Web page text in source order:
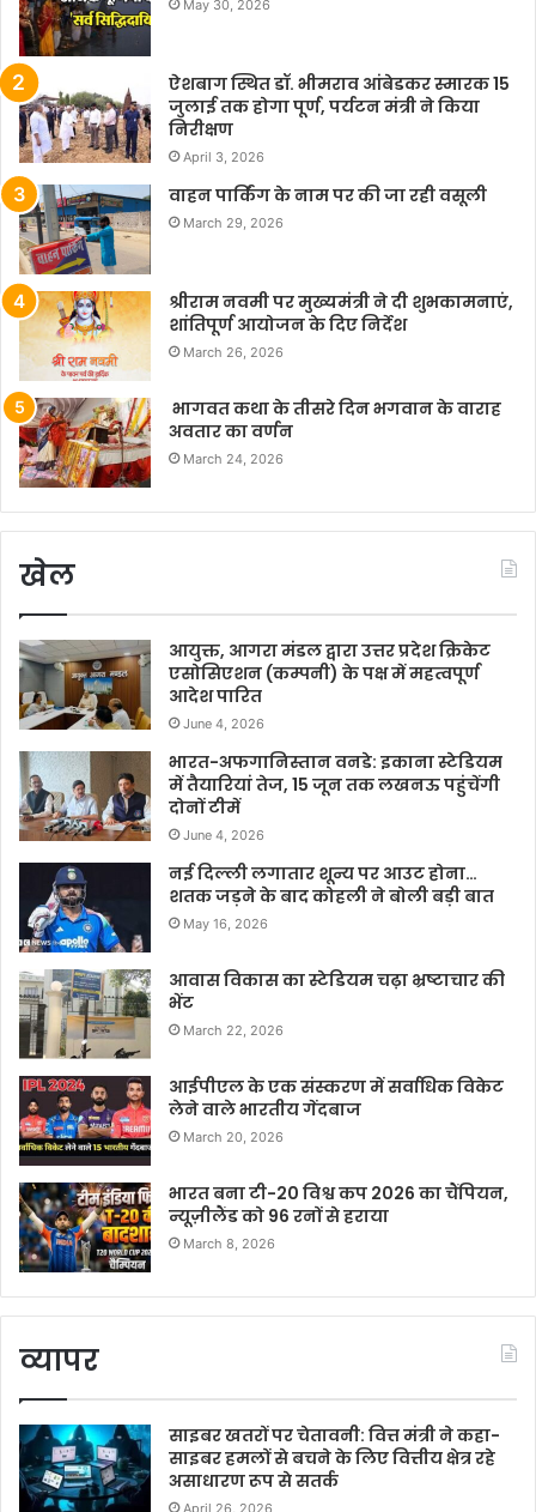
May 30, 2026
ऐशबाग स्थित डॉ. भीमराव आंबेडकर स्मारक 15
जुलाई तक होगा पूर्ण, पर्यटन मंत्री ने किया
निरीक्षण
April 3, 2026
वाहन पार्किंग के नाम पर की जा रही वसूली
March 29, 2026
श्रीराम नवमी पर मुख्यमंत्री ने दी शुभकामनाएं,
शांतिपूर्ण आयोजन के दिए निर्देश
March 26, 2026
भागवत कथा के तीसरे दिन भगवान के वाराह
अवतार का वर्णन
March 24, 2026
खेल
आयुक्त, आगरा मंडल द्वारा उत्तर प्रदेश क्रिकेट
एसोसिएशन (कम्पनी) के पक्ष में महत्वपूर्ण
आदेश पारित
June 4, 2026
भारत-अफगानिस्तान वनडे: इकाना स्टेडियम
में तैयारियां तेज, 15 जून तक लखनऊ पहुंचेंगी
दोनों टीमें
June 4, 2026
नई दिल्ली लगातार शून्य पर आउट होना…
शतक जड़ने के बाद कोहली ने बोली बड़ी बात
May 16, 2026
आवास विकास का स्टेडियम चढ़ा भ्रष्टाचार की
भेंट
March 22, 2026
आईपीएल के एक संस्करण में सर्वाधिक विकेट
लेने वाले भारतीय गेंदबाज
March 20, 2026
भारत बना टी-20 विश्व कप 2026 का चैंपियन,
न्यूज़ीलैंड को 96 रनों से हराया
March 8, 2026
व्यापर
साइबर खतरों पर चेतावनी: वित्त मंत्री ने कहा-
साइबर हमलों से बचने के लिए वित्तीय क्षेत्र रहे
असाधारण रूप से सतर्क